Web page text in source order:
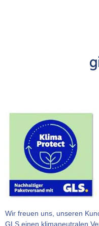
Wir freuen uns, unseren
GLS einen klimaneutralen